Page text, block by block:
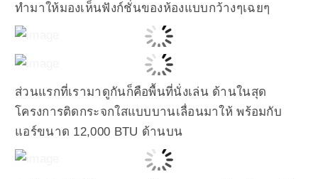
ทำมาให้มองเห็นฟังก์ชั่นของห้องแบบกว้างๆเฉยๆ
ส่วนแรกที่เรามาดูกันก็คือพื้นที่นั่งเล่น ด้านในสุด
โครงการติดกระจกใสแบบบานเลื่อนมาให้ พร้อมกับ
แอร์ขนาด 12,000 BTU ด้านบน